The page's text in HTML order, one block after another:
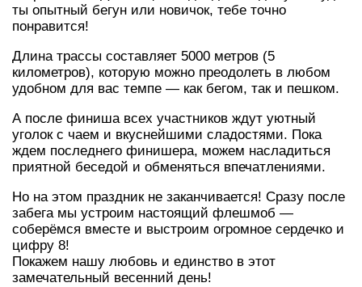
ты опытный бегун или новичок, тебе точно
понравится!
Длина трассы составляет 5000 метров (5
километров), которую можно преодолеть в любом
удобном для вас темпе — как бегом, так и пешком.
А после финиша всех участников ждут уютный
уголок с чаем и вкуснейшими сладостями. Пока
ждем последнего финишера, можем насладиться
приятной беседой и обменяться впечатлениями.
Но на этом праздник не заканчивается! Сразу после
забега мы устроим настоящий флешмоб —
соберёмся вместе и выстроим огромное сердечко и
цифру 8!
Покажем нашу любовь и единство в этот
замечательный весенний день!